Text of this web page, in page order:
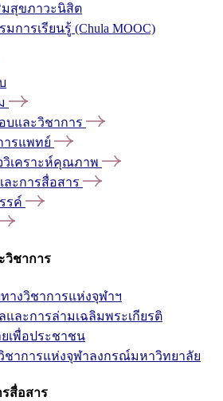
มสุขภาวะนิสิต
การเรียนรู้ (Chula MOOC)
บและวิชาการ
ารแพทย์
วิเคราะห์คุณภาพ
ละการสื่อสาร
รค์
วิชาการ
างวิชาการแห่งจุฬาฯ
และการล่ามเฉลิมพระเกียรติ
เพื่อประชาชน
ชาการแห่งจุฬาลงกรณ์มหาวิทยาลัย
สื่อสาร